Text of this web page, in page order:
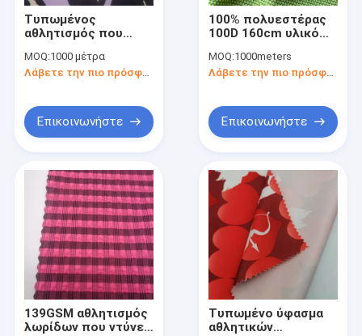
Τυπωμένος
αθλητισμός που
πολυεστέρας 5
Spandex 150cm UV
MOQ:1000 μέτρα
Λάβετε την πιο πρόσφατη τιμή
Επικοινωνήστε
100% πολυεστέρας
100D 160cm υλικό
απόδοσης 63» PD
αθλητισμού
MOQ:1000meters
Επικοινωνήστε
139GSM αθλητισμός
λωρίδων που ντύνει
Τυπωμένο ύφασμα
αθλητικών